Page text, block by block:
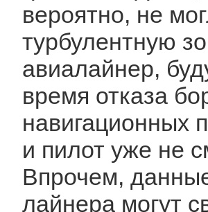
вероятно, не
турбулентную
авиалайнер,
время отказа
навигационных
и пилот уже не
Впрочем,
лайнера могут